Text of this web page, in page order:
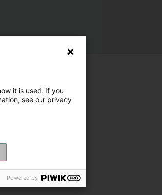
it is used. If you
see our privacy
Powered by